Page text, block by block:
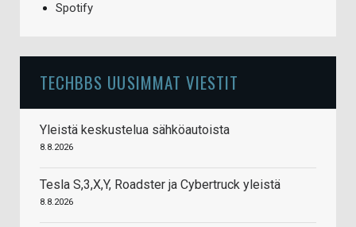
Spotify
TECHBBS UUSIMMAT VIESTIT
Yleistä keskustelua sähköautoista
8.8.2026
Tesla S,3,X,Y, Roadster ja Cybertruck yleistä
8.8.2026